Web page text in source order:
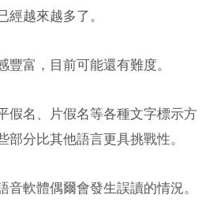
越來越多了。
富，目前可能還有難度。
假名、片假名等各種文字標示方
分比其他語言更具挑戰性。
音軟體偶爾會發生誤讀的情況。